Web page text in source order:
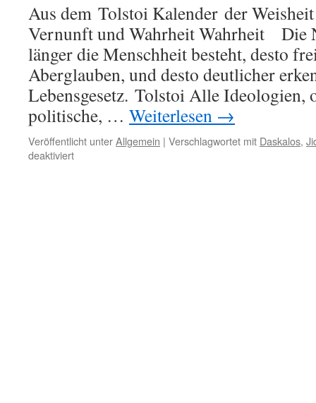
Aus dem Tolstoi Kalender der
Vernunft und Wahrheit Wahrheit Die
länger die Menschheit besteht, desto
Aberglauben, und desto deutlicher
Lebensgesetz. Tolstoi Alle Ideologien,
politische, … Weiterlesen →
Veröffentlicht unterAllgemein | Verschlagwortet mit Daskalos,
deaktiviertfür